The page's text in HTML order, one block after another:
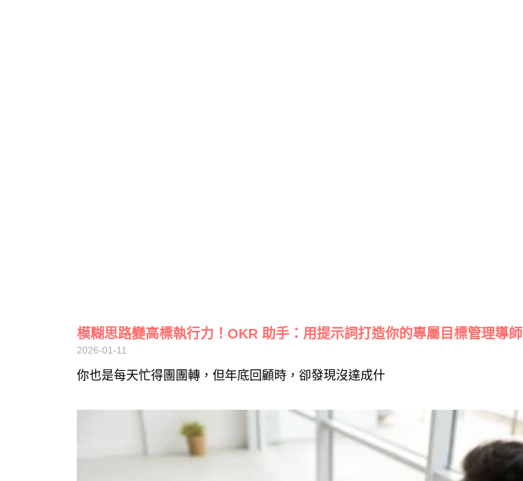
模糊思路變高標執行力！OKR 助手：用提示詞打造你的專屬目標管理導師
2026-01-11
你也是每天忙得團團轉，但年底回顧時，卻發現沒達成什